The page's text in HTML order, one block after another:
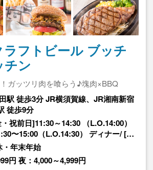
ラフトビール ブッチ
チン
ガッツリ肉を喰らう♪塊肉×BBQ
駅 徒歩3分 JR横須賀線、JR湘南新宿
徒歩9分
祝前日]11:30～14:30 （L.O.14:00）
〜15:00（L.O.14:30） ディナー/ […
・年末年始
円 夜：4,000～4,999円